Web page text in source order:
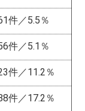
件／5.5％
件／5.1％
件／11.2％
件／17.2％